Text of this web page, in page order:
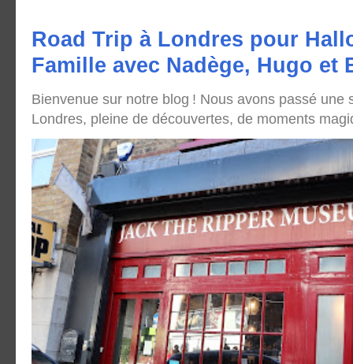
Road Trip à Londres pour
Famille avec Nadège, Hugo et
Bienvenue sur notre blog ! Nous avons passé une
Londres, pleine de découvertes, de moments